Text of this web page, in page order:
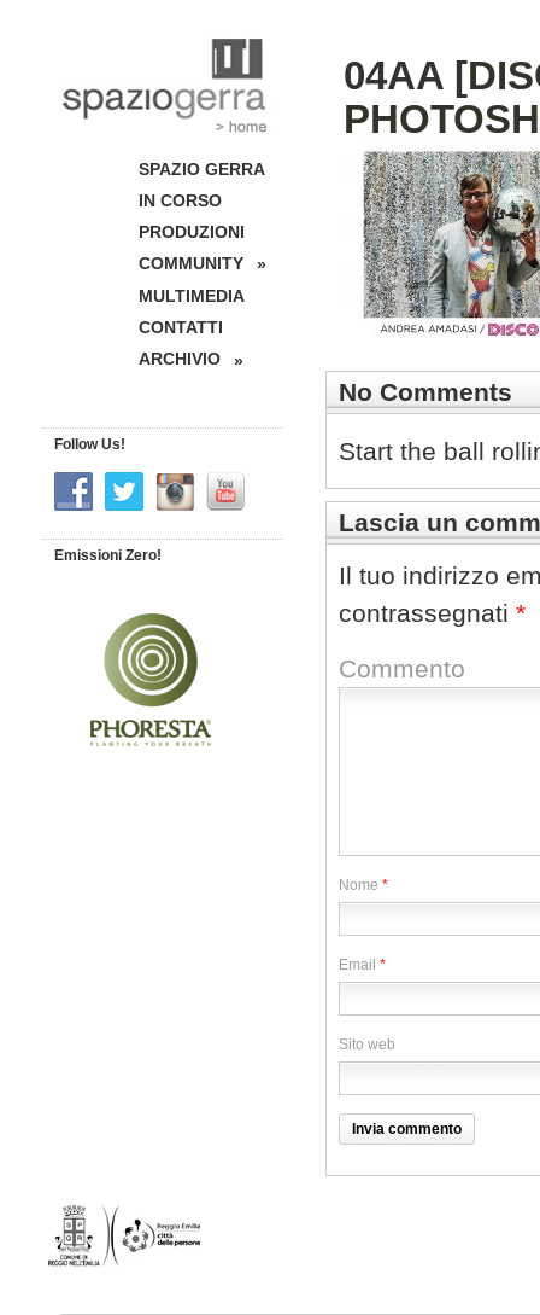
04AA [
No Comments
Start the ball
Lascia un
Il tuo indirizzo
contrassegnati *
Commento
Nome *
Email *
Sito web
SPAZIO GERRA
IN CORSO
PRODUZIONI
COMMUNITY
»
MULTIMEDIA
CONTATTI
ARCHIVIO
»
Follow Us!
Emissioni Zero!